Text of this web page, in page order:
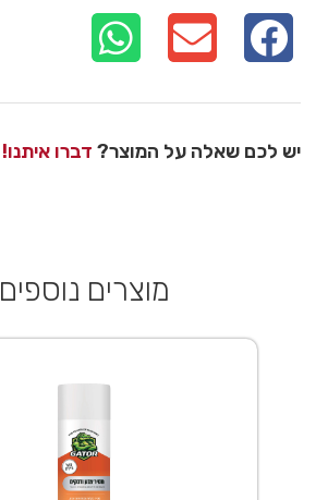
יש לכם שאלה על המוצר? דברו איתנו!
מוצרים נוספים